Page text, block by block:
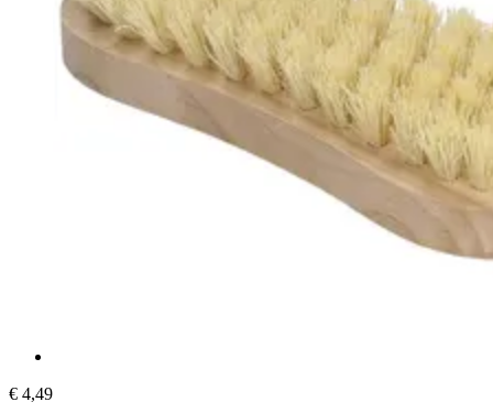
€ 4,49